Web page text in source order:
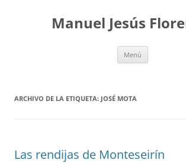
contenidoManuel Jesús
Menú
ARCHIVO DE LA ETIQUETA: JOSÉ MOTA
Las rendijas de Monteseirín